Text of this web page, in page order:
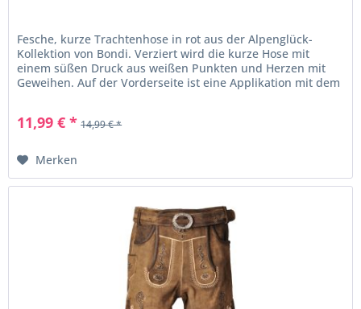
Fesche, kurze Trachtenhose in rot aus der Alpenglück-
Kollektion von Bondi. Verziert wird die kurze Hose mit
einem süßen Druck aus weißen Punkten und Herzen mit
Geweihen. Auf der Vorderseite ist eine Applikation mit dem
11,99 € * 14,99 € *
Merken